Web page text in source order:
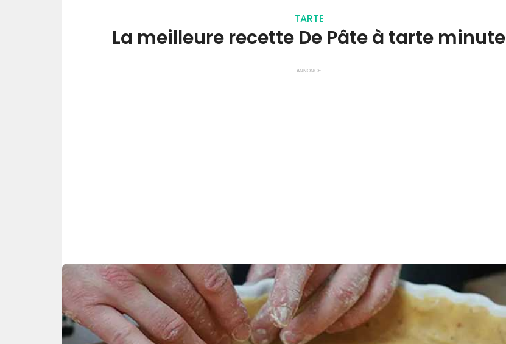
TARTE
La meilleure recette De Pâte à tarte minute
ANNONCE